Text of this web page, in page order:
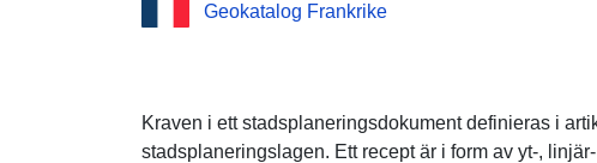
Geokatalog Frankrike
Kraven i ett stadsplaneringsdokument definieras i
stadsplaneringslagen. Ett recept är i form av yt-,